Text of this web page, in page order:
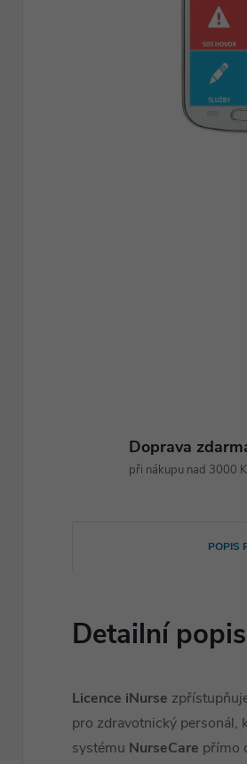
Doprava
při nákupu nad 3000
POPIS
Detailní
Licence iNurse
pro zdravotnický personál,
systému NurseCare přímo